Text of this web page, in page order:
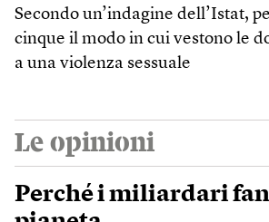
Secondo un’indagine dell’Istat,
cinque il modo in cui vestono le
a una violenza sessuale
Le opinioni
Perché i miliardari